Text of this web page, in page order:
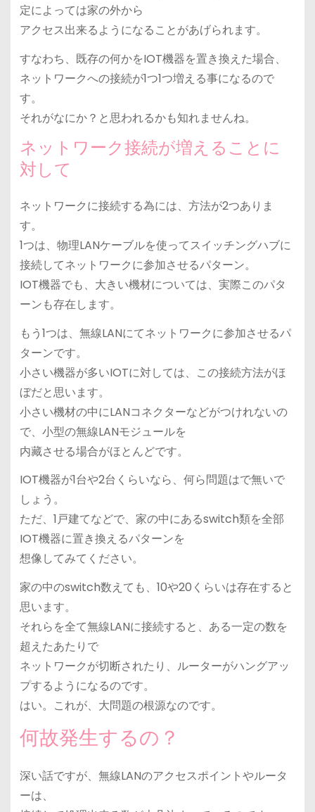
定によっては家の外から
アクセス出来るようになることがあげられます。
すなわち、既存の何かをIOT機器を置き換えた場合、
ネットワークへの接続が1つ1つ増える事になるので
す。
それがなにか？と思われるかも知れませんね。
ネットワーク接続が増えることに
対して
ネットワークに接続する為には、方法が2つありま
す。
1つは、物理LANケーブルを使ってスイッチングハブに
接続してネットワークに参加させるパターン。
IOT機器でも、大きい機材については、実際このパタ
ーンも存在します。
もう1つは、無線LANにてネットワークに参加させるパ
ターンです。
小さい機器が多いIOTに対しては、この接続方法がほ
ぼだと思います。
小さい機材の中にLANコネクターなどがつけれないの
で、小型の無線LANモジュールを
内藏させる場合がほとんどです。
IOT機器が1台や2台くらいなら、何ら問題はで無いで
しょう。
ただ、1戸建てなどで、家の中にあるswitch類を全部
IOT機器に置き換えるパターンを
想像してみてください。
家の中のswitch数えても、10や20くらいは存在すると
思います。
それらを全て無線LANに接続すると、ある一定の数を
超えたあたりで
ネットワークが切断されたり、ルーターがハングアッ
プするようになるのです。
はい。これが、大問題の根源なのです。
何故発生するの？
深い話ですが、無線LANのアクセスポイントやルータ
ーは、